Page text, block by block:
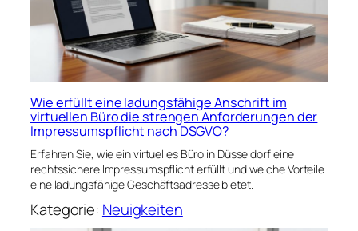
Wie erfüllt eine ladungsfähige Anschrift im
virtuellen Büro die strengen Anforderungen der
Impressumspflicht nach DSGVO?
Erfahren Sie, wie ein virtuelles Büro in Düsseldorf eine
rechtssichere Impressumspflicht erfüllt und welche Vorteile
eine ladungsfähige Geschäftsadresse bietet.
Kategorie: Neuigkeiten